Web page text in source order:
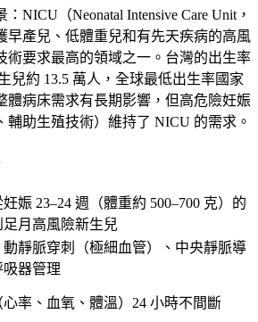
：NICU（Neonatal Intensive Care Unit，
早產兒、低體重兒和有先天疾病的高風
術要求最高的領域之一。台灣的出生率
兒約 13.5 萬人，全球最低出生率國家
體病床需求有長期影響，但高危險妊娠
輔助生殖技術）維持了 NICU 的需求。
娠 23–24 週（體重約 500–700 克）的
月高風險新生兒
動靜脈穿刺（極細血管）、中央靜脈導
器管理
率、血氧、體溫）24 小時不間斷